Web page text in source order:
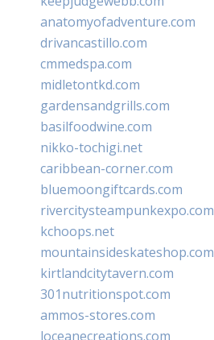
anatomyofadventure.com
drivancastillo.com
cmmedspa.com
midletontkd.com
gardensandgrills.com
basilfoodwine.com
nikko-tochigi.net
caribbean-corner.com
bluemoongiftcards.com
rivercitysteampunkexpo.com
kchoops.net
mountainsideskateshop.com
kirtlandcitytavern.com
301nutritionspot.com
ammos-stores.com
loceanecreations.com